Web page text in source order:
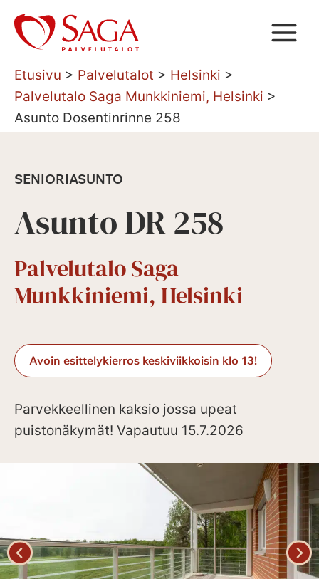
Siirry
sisältöön
Etusivu > Palvelutalot > Helsinki >
Palvelutalo Saga Munkkiniemi, Helsinki >
Asunto Dosentinrinne 258
SENIORIASUNTO
Asunto DR 258
Palvelutalo Saga
Munkkiniemi, Helsinki
Avoin esittelykierros keskiviikkoisin klo 13!
Parvekkeellinen kaksio jossa upeat
puistonäkymät! Vapautuu 15.7.2026